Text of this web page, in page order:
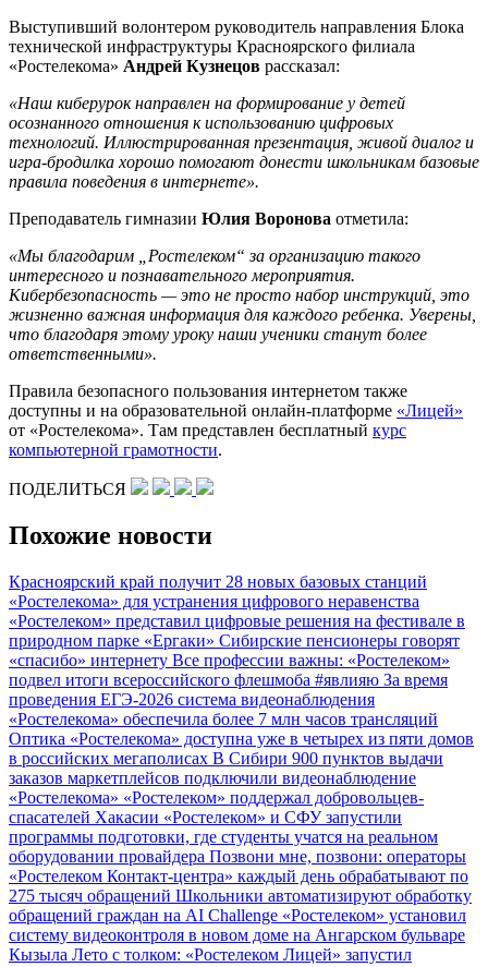
Выступивший волонтером руководитель направления Блока
технической инфраструктуры Красноярского филиала
«Ростелекома» Андрей Кузнецов рассказал:
«Наш киберурок направлен на формирование у детей
осознанного отношения к использованию цифровых
технологий. Иллюстрированная презентация, живой диалог и
игра-бродилка хорошо помогают донести школьникам базовые
правила поведения в интернете».
Преподаватель гимназии Юлия Воронова отметила:
«Мы благодарим „Ростелеком“ за организацию такого
интересного и познавательного мероприятия.
Кибербезопасность — это не просто набор инструкций, это
жизненно важная информация для каждого ребенка. Уверены,
что благодаря этому уроку наши ученики станут более
ответственными».
Правила безопасного пользования интернетом также
доступны и на образовательной онлайн-платформе «Лицей»
от «Ростелекома». Там представлен бесплатный курс
компьютерной грамотности.
ПОДЕЛИТЬСЯ
Похожие новости
Красноярский край получит 28 новых базовых станций
«Ростелекома» для устранения цифрового неравенства
«Ростелеком» представил цифровые решения на фестивале в
природном парке «Ергаки» Сибирские пенсионеры говорят
«спасибо» интернету Все профессии важны: «Ростелеком»
подвел итоги всероссийского флешмоба #явлияю За время
проведения ЕГЭ-2026 система видеонаблюдения
«Ростелекома» обеспечила более 7 млн часов трансляций
Оптика «Ростелекома» доступна уже в четырех из пяти домов
в российских мегаполисах В Сибири 900 пунктов выдачи
заказов маркетплейсов подключили видеонаблюдение
«Ростелекома» «Ростелеком» поддержал добровольцев-
спасателей Хакасии «Ростелеком» и СФУ запустили
программы подготовки, где студенты учатся на реальном
оборудовании провайдера Позвони мне, позвони: операторы
«Ростелеком Контакт-центра» каждый день обрабатывают по
275 тысяч обращений Школьники автоматизируют обработку
обращений граждан на AI Challenge «Ростелеком» установил
систему видеоконтроля в новом доме на Ангарском бульваре
Кызыла Лето с толком: «Ростелеком Лицей» запустил